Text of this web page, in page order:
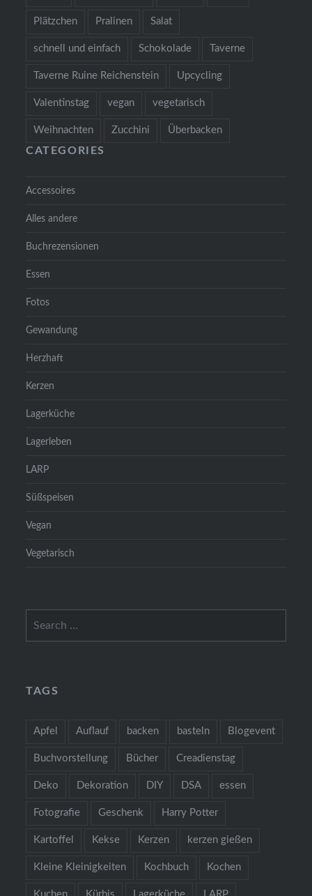
Plätzchen Pralinen Salat
schnell und einfach Schokolade Taverne
Taverne Ruine Reichenstein Upcycling
Valentinstag vegan vegetarisch
Weihnachten Zucchini Überbacken
CATEGORIES
Accessoires
Alles andere
Buchrezensionen
Essen
Fotos
Gewandung
Herzhaft
Kerzen
Lagerküche
Lagerleben
LARP
Süßspeisen
Vegan
Vegetarisch
TAGS
Apfel Auflauf backen basteln Blogevent
Buchvorstellung Bücher Creadienstag
Deko Dekoration DIY DSA essen
Fotografie Geschenk Harry Potter
Kartoffel Kekse Kerzen kerzen gießen
Kleine Kleinigkeiten Kochbuch Kochen